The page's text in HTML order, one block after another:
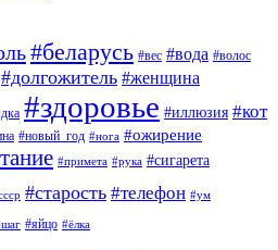
#беларусь #вес #вода #волос
#долгожитель #женщина
#здоровье #иллюзия #кот
#новый_год #нога #ожирение
#примета #рука #сигарета
#старость #телефон #ум
#яйцо #ёлка